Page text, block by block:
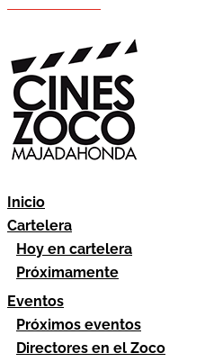
Inicio
Cartelera
Hoy en cartelera
Próximamente
Eventos
Próximos eventos
Directores en el Zoco